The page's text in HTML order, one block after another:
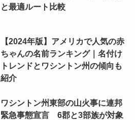
と最適ルート比較
【2024年版】アメリカで人気の赤
ちゃんの名前ランキング｜名付け
トレンドとワシントン州の傾向も
紹介
ワシントン州東部の山火事に連邦
緊急事態宣言 6郡と3部族が対象